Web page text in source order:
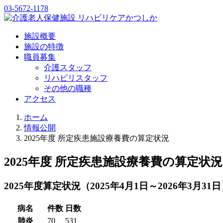
03-5672-1178
施設概要
施設の特徴
職員募集
介護スタッフ
リハビリスタッフ
その他の職種
アクセス
ホーム
情報公開
2025年度 所定疾患施設療養費の算定状況
2025年度 所定疾患施設療養費の算定状況
2025年度算定状況（2025年4月1日～2026年3月31
病名 件数 日数
肺炎
70 531